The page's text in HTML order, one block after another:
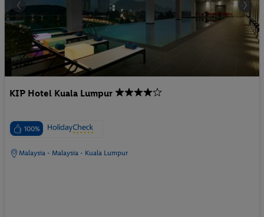
KIP Hotel Kuala Lumpur
100%
Malaysia - Malaysia - Kuala Lumpur